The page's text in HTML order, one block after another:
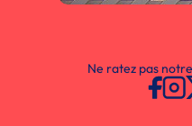
Ne ratez pas